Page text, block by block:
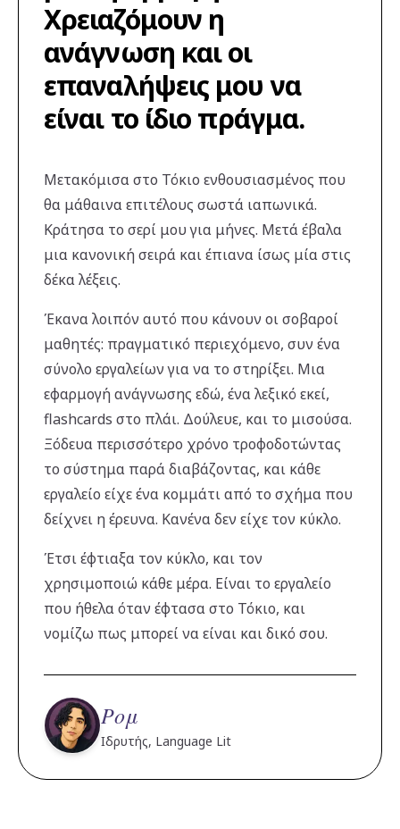
Χρειαζόμουν η
ανάγνωση και οι
επαναλήψεις μου να
είναι το ίδιο πράγμα.
Μετακόμισα στο Τόκιο ενθουσιασμένος που
θα μάθαινα επιτέλους σωστά ιαπωνικά.
Κράτησα το σερί μου για μήνες. Μετά έβαλα
μια κανονική σειρά και έπιανα ίσως μία στις
δέκα λέξεις.
Έκανα λοιπόν αυτό που κάνουν οι σοβαροί
μαθητές: πραγματικό περιεχόμενο, συν ένα
σύνολο εργαλείων για να το στηρίξει. Μια
εφαρμογή ανάγνωσης εδώ, ένα λεξικό εκεί,
flashcards στο πλάι. Δούλευε, και το μισούσα.
Ξόδευα περισσότερο χρόνο τροφοδοτώντας
το σύστημα παρά διαβάζοντας, και κάθε
εργαλείο είχε ένα κομμάτι από το σχήμα που
δείχνει η έρευνα. Κανένα δεν είχε τον κύκλο.
Έτσι έφτιαξα τον κύκλο, και τον
χρησιμοποιώ κάθε μέρα. Είναι το εργαλείο
που ήθελα όταν έφτασα στο Τόκιο, και
νομίζω πως μπορεί να είναι και δικό σου.
Ρομ
Ιδρυτής, Language Lit